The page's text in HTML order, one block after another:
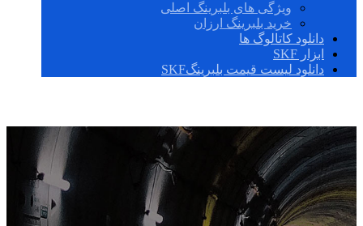
ویژگی های بلبرینگ اصلی
خرید بلبرینگ ارزان
دانلود کاتالوگ ها
ابزار SKF
دانلود لیست قیمت بلبرینگSKF